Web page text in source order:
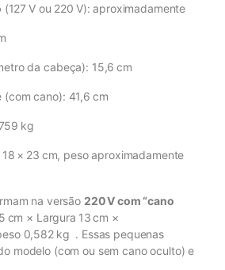
(127 V ou 220 V): aproximadamente
da cabeça): 15,6 cm
(com cano): 41,6 cm
kg
18 × 23 cm, peso aproximadamente
na versão 220 V com “cano
cm × Largura 13 cm ×
0,582 kg . Essas pequenas
modelo (com ou sem cano oculto) e